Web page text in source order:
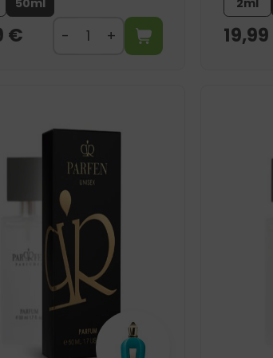
50ml
€
2ml
19,99